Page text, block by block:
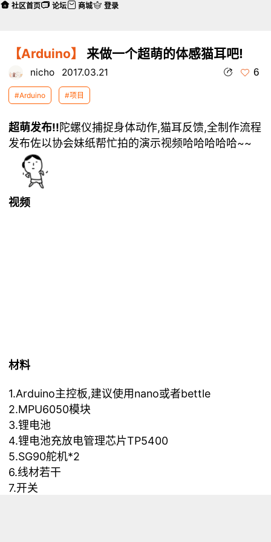
【Arduino】 来做一个超萌的体感猫耳吧!
nicho 2017.03.21 6
#Arduino #项目
超萌发布!!陀螺仪捕捉身体动作,猫耳反馈,全制作流程
发布佐以协会妹纸帮忙拍的演示视频哈哈哈哈哈~~
视频
材料
1.Arduino主控板,建议使用nano或者bettle
2.MPU6050模块
3.锂电池
4.锂电池充放电管理芯片TP5400
5.SG90舵机*2
6.线材若干
7.开关
社区首页 论坛 商城 登录